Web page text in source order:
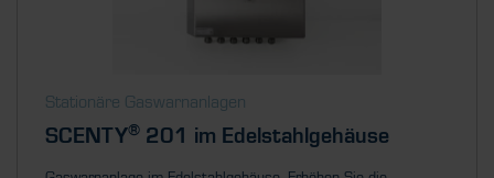
Stationäre Gaswarnanlagen
SCENTY® 201 im Edelstahlgehäuse